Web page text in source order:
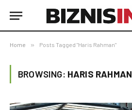
Home » Posts Tagged "Haris Rahman"
BROWSING: HARIS RAHMAN